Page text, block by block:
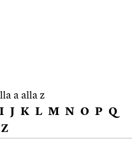
a alla z
I J K L M N O P Q
Z